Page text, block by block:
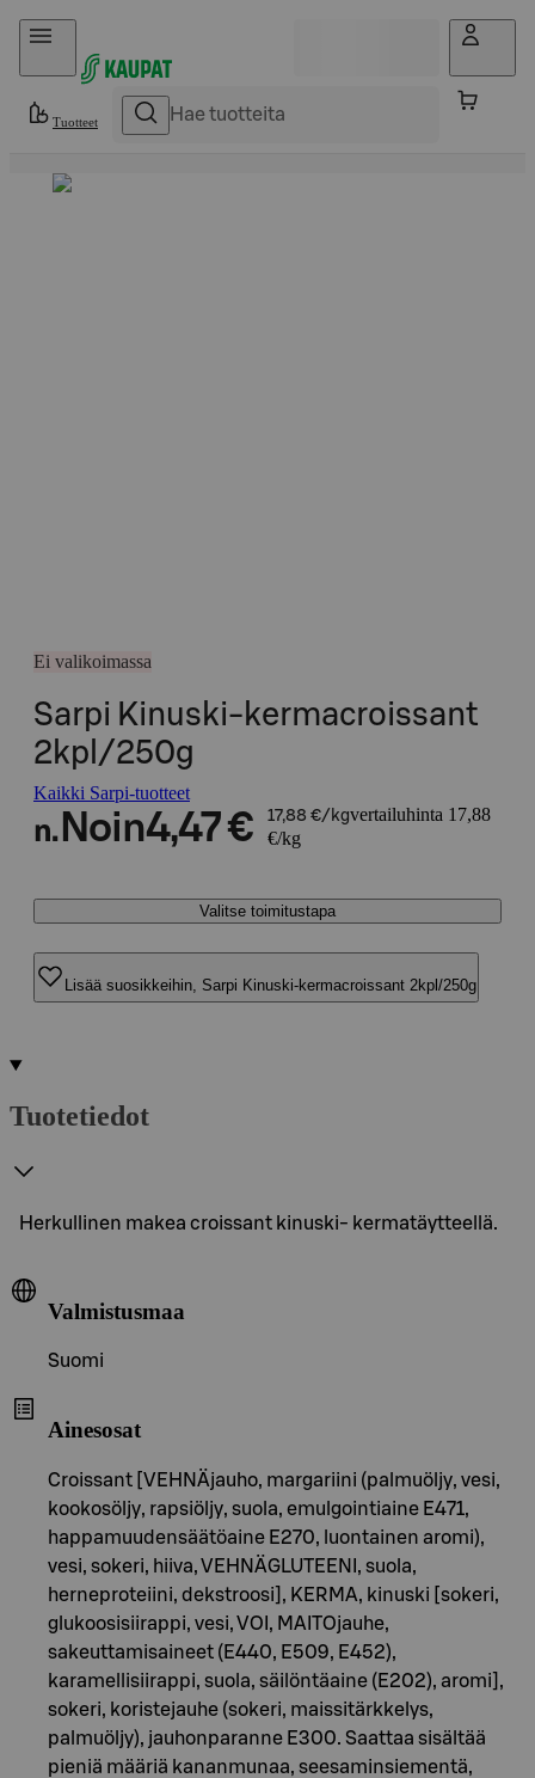
Hyppää sisältöön
Tuotteet
Ei valikoimassa
Sarpi Kinuski-kermacroissant
2kpl/250g
Kaikki Sarpi-tuotteet
n. Noin4,47 € 17,88 €/kgvertailuhinta 17,88
€/kg
Valitse toimitustapa
Lisää suosikkeihin, Sarpi Kinuski-kermacroissant 2kpl/250g
Tuotetiedot
Herkullinen makea croissant kinuski- kermatäytteellä.
Valmistusmaa
Suomi
Ainesosat
Croissant [VEHNÄjauho, margariini (palmuöljy, vesi,
kookosöljy, rapsiöljy, suola, emulgointiaine E471,
happamuudensäätöaine E270, luontainen aromi),
vesi, sokeri, hiiva, VEHNÄGLUTEENI, suola,
herneproteiini, dekstroosi], KERMA, kinuski [sokeri,
glukoosisiirappi, vesi, VOI, MAITOjauhe,
sakeuttamisaineet (E440, E509, E452),
karamellisiirappi, suola, säilöntäaine (E202), aromi],
sokeri, koristejauhe (sokeri, maissitärkkelys,
palmuöljy), jauhonparanne E300. Saattaa sisältää
pieniä määriä kananmunaa, seesaminsiementä,